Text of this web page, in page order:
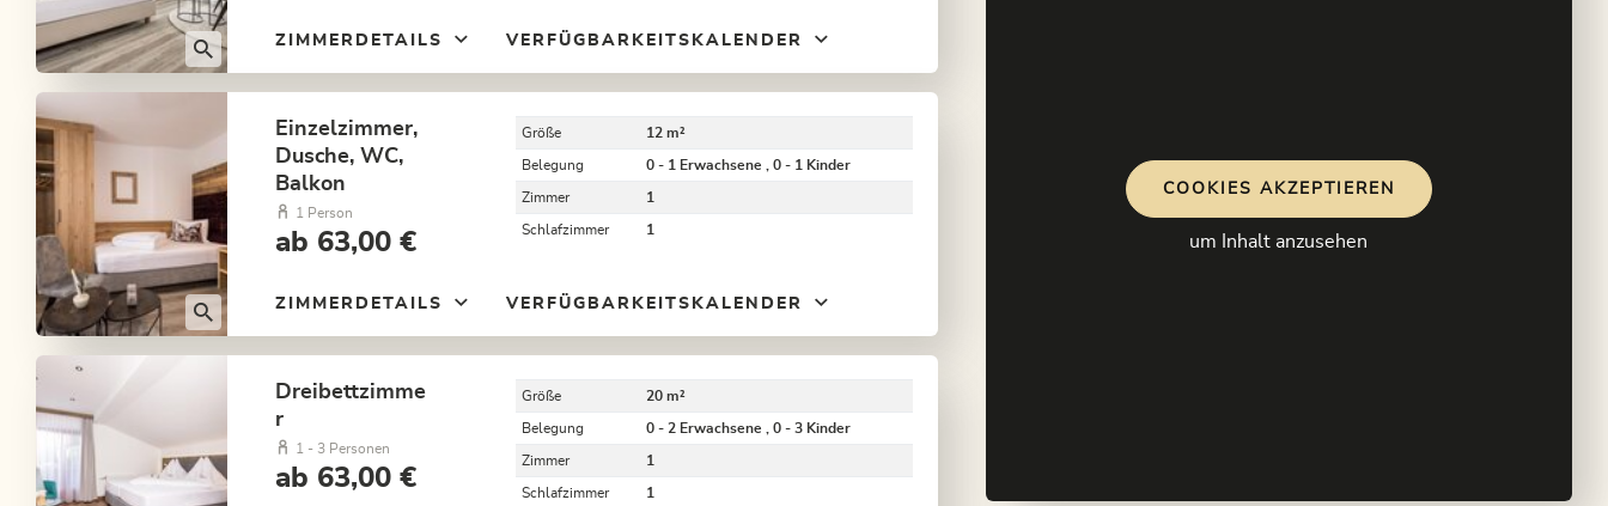
ZIMMERDETAILS VERFÜGBARKEITSKALENDER
Einzelzimmer,
Dusche, WC,
Balkon
1 Person
ab 63,00 €
Größe 12 m²
Belegung 0 - 1 Erwachsene , 0 - 1 Kinder
Zimmer 1
Schlafzimmer 1
ZIMMERDETAILS VERFÜGBARKEITSKALENDER
Dreibettzimme
r
1 - 3 Personen
ab 63,00 €
Größe 20 m²
Belegung 0 - 2 Erwachsene , 0 - 3 Kinder
Zimmer 1
Schlafzimmer 1
COOKIES AKZEPTIEREN
um Inhalt anzusehen